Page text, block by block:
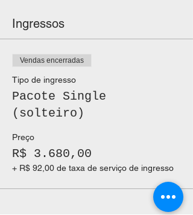
Ingressos
Vendas encerradas
Tipo de ingresso
Pacote Single
(solteiro)
Preço
R$ 3.680,00
+ R$ 92,00 de taxa de serviço de ingresso